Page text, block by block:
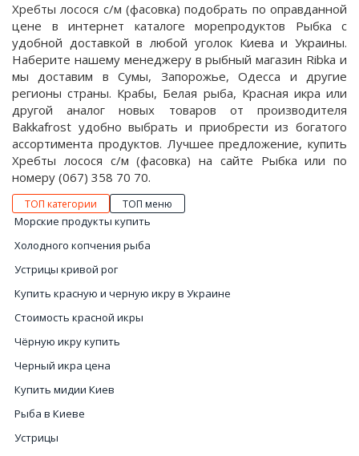
Хребты лосося с/м (фасовка) подобрать по оправданной
цене в интернет каталоге морепродуктов Рыбка с
удобной доставкой в любой уголок Киева и Украины.
Наберите нашему менеджеру в рыбный магазин Ribka и
мы доставим в Сумы, Запорожье, Одесса и другие
регионы страны. Крабы, Белая рыба, Красная икра или
другой аналог новых товаров от производителя
Bakkafrost удобно выбрать и приобрести из богатого
ассортимента продуктов. Лучшее предложение, купить
Хребты лосося с/м (фасовка) на сайте Рыбка или по
номеру (067) 358 70 70.
ТОП категории ТОП меню
Морские продукты купить
Холодного копчения рыба
Устрицы кривой рог
Купить красную и черную икру в Украине
Стоимость красной икры
Чёрную икру купить
Черный икра цена
Купить мидии Киев
Рыба в Киеве
Устрицы